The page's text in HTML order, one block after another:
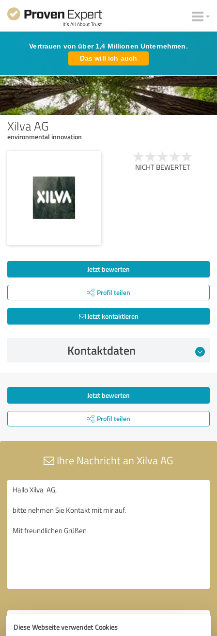
Diese Webseite verwendet Cookies
Vertrauen von über 1,4 Millionen Unternehmen.
Das will ich auch
Xilva AG
environmental innovation
NICHT BEWERTET
Jetzt bewerten
Profil teilen
Jetzt kontaktieren
Kontaktdaten
Jetzt bewerten
Profil teilen
Ihre Nachricht an Xilva AG